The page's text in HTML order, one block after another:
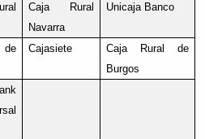
Caja Rural
Navarra
Unicaja Banco
de
Cajasiete
Caja Rural de
Burgos